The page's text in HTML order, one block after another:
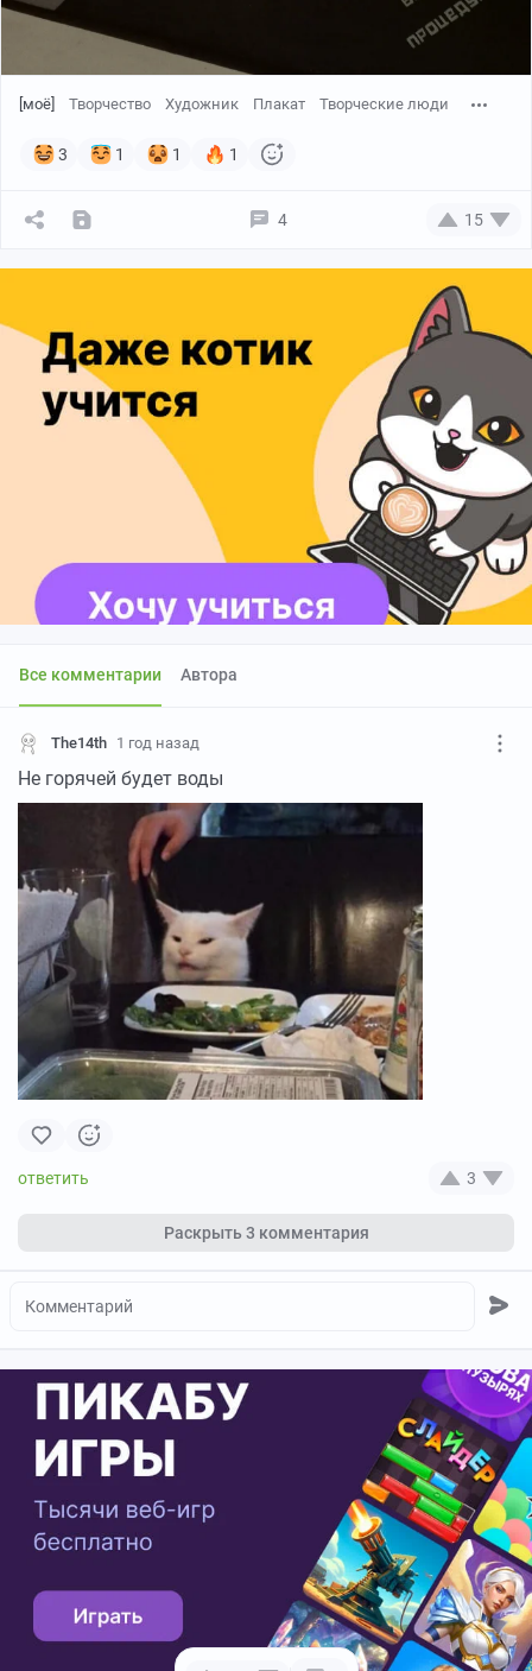
[моё] Творчество Художник Плакат Творческие люди
3 1 1 1
4 15
Все комментарии Автора
The14th 1 год назад
Не горячей будет воды
3
Раскрыть3 комментария